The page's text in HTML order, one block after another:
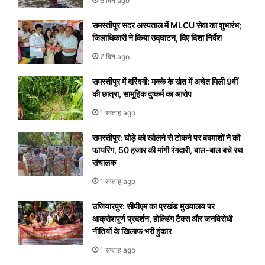
समस्तीपुर सदर अस्पताल में MLCU सेवा का शुभारंभ;
जिलाधिकारी ने किया उद्घाटन, दिए दिशा निर्देश
7 दिन ago
समस्तीपुर में दरिंदगी: मक्के के खेत में अचेत मिली 9वीं
की छात्रा, सामूहिक दुष्कर्म का आरोप
1 सप्ताह ago
समस्तीपुर: घोड़े को खोलने से टोकने पर बदमाशों ने की
फायरिंग, 50 हजार की मांगी रंगदारी, बाल-बाल बचे रथ
संचालक
1 सप्ताह ago
उजियारपुर: सीपीएम का प्रखंड मुख्यालय पर
आक्रोशपूर्ण प्रदर्शन, होल्डिंग टैक्स और जनविरोधी
नीतियों के खिलाफ भरी हुंकार
1 सप्ताह ago